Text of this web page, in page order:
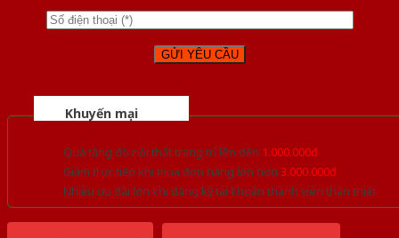
Khuyến mại
Quà tặng đồ nội thất trang trí lên đến 1.000.000đ
Giảm trực tiếp khi mua đơn hàng lớn hơn 3.000.000đ
Nhiều ưu đãi lớn khi đăng ký tài khoản thành viên thân thiết